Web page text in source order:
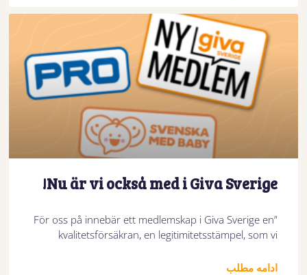
Nu är vi också med i Giva Sverige!
”För oss på innebär ett medlemskap i Giva Sverige en
kvalitetsförsäkran, en legitimitetsstämpel, som vi
ادامه مطلب